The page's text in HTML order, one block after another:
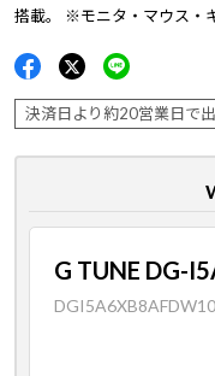
搭載。 ※モニタ・マウス・
決済日より約20営業日で
G TUNE DG-